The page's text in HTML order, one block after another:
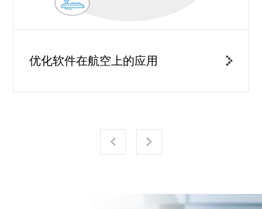
优化软件在航空上的应用